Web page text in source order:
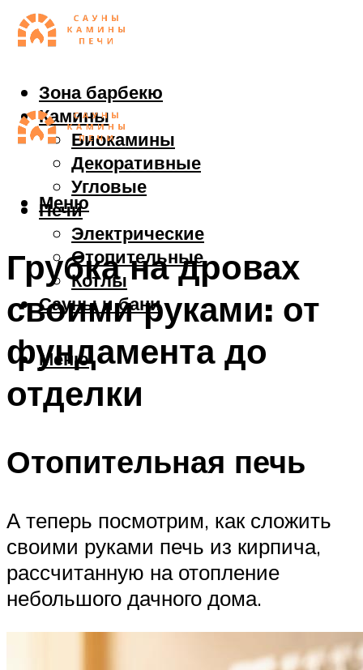
Зона барбекю
Камины
Биокамины
Декоративные
Угловые
Печи
Электрические
Отопительные
Котлы
Сауны и бани
Меню
Меню
Грубка на дровах
своими руками: от
фундамента до
отделки
Отопительная печь
А теперь посмотрим, как сложить
своими руками печь из кирпича,
рассчитанную на отопление
небольшого дачного дома.